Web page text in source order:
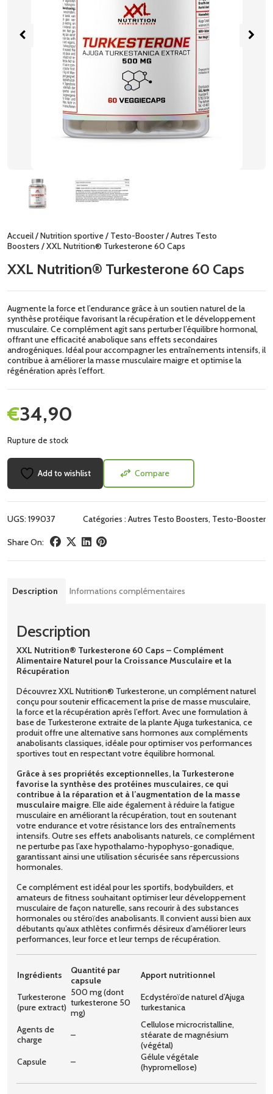
Accueil/Nutrition sportive/ Testo-Booster/Autres Testo
Boosters / XXL Nutrition® Turkesterone 60 Caps
XXL Nutrition® Turkesterone 60 Caps
Augmente la force et l’endurance grâce à un soutien naturel de la
synthèse protéique favorisant la récupération et le développement
musculaire. Ce complément agit sans perturber l’équilibre hormonal,
offrant une efficacité anabolique sans effets secondaires
androgéniques. Idéal pour accompagner les entraînements intensifs, il
contribue à améliorer la masse musculaire maigre et optimise la
régénération après l’effort.
34,90
€
Rupture de stock
Add to wishlist Compare
UGS:199037 Catégories :Autres Testo Boosters, Testo-Booster
Share On:
Description Informations complémentaires
Description
XXL Nutrition® Turkesterone 60 Caps – Complément
Alimentaire Naturel pour la Croissance Musculaire et la
Récupération
Découvrez XXL Nutrition® Turkesterone, un complément naturel
conçu pour soutenir efficacement la prise de masse musculaire,
la force et la récupération après l’effort. Avec une formulation à
base de Turkesterone extraite de la plante Ajuga turkestanica, ce
produit offre une alternative sans hormones aux compléments
anabolisants classiques, idéale pour optimiser vos performances
sportives tout en respectant votre équilibre hormonal.
Grâce à ses propriétés exceptionnelles, la Turkesterone
favorise la synthèse des protéines musculaires, ce qui
contribue à la réparation et à l’augmentation de la masse
musculaire maigre. Elle aide également à réduire la fatigue
musculaire en améliorant la récupération, tout en soutenant
votre endurance et votre résistance lors des entraînements
intensifs. Outre ses effets anabolisants naturels, ce complément
ne perturbe pas l’axe hypothalamo-hypophyso-gonadique,
garantissant ainsi une utilisation sécurisée sans répercussions
hormonales.
Ce complément est idéal pour les sportifs, bodybuilders, et
amateurs de fitness souhaitant optimiser leur développement
musculaire de façon naturelle, sans recourir à des substances
hormonales ou stéroïdes anabolisants. Il convient aussi bien aux
débutants qu’aux athlètes confirmés désireux d’améliorer leurs
performances, leur force et leur temps de récupération.
Ingrédients
Quantité par
capsule
Apport nutritionnel
Turkesterone
(pure extract)
500 mg (dont
turkesterone 50
mg)
Ecdystéroïde naturel d’Ajuga
turkestanica
Agents de
charge
–
Cellulose microcristalline,
stéarate de magnésium
(végétal)
Capsule
–
Gélule végétale
(hypromellose)